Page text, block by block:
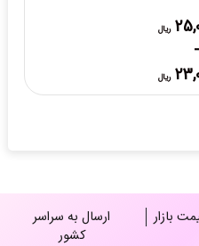
ریال
ریال
Price
بازار
ارسال به سراسر
کشور